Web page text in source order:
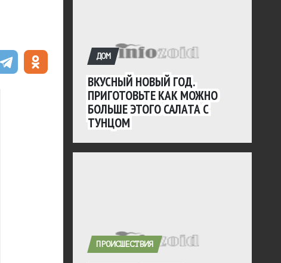
ДОМ
ВКУСНЫЙ НОВЫЙ ГОД.
ПРИГОТОВЬТЕ КАК МОЖНО
БОЛЬШЕ ЭТОГО САЛАТА С
ТУНЦОМ
ПРОИСШЕСТВИЯ